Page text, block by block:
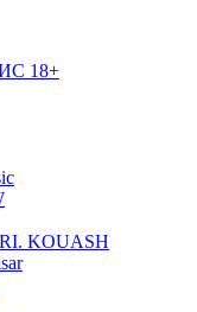
18+
KOUASH